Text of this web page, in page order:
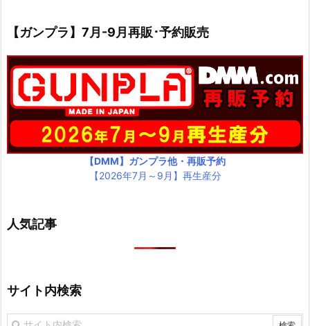
【ガンプラ】7月-9月再販･予約販売
【DMM】ガンプラ他・再販予約
【2026年7月～9月】再生産分
人気記事
サイト内検索